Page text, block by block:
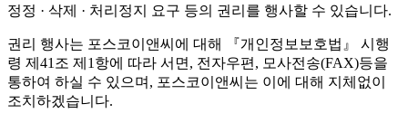
정정 · 삭제 · 처리정지 요구 등의 권리를 행사할 수 있습니다.
권리 행사는 포스코이앤씨에 대해 『개인정보보호법』 시행
령 제41조 제1항에 따라 서면, 전자우편, 모사전송(FAX)등을
통하여 하실 수 있으며, 포스코이앤씨는 이에 대해 지체없이
조치하겠습니다.